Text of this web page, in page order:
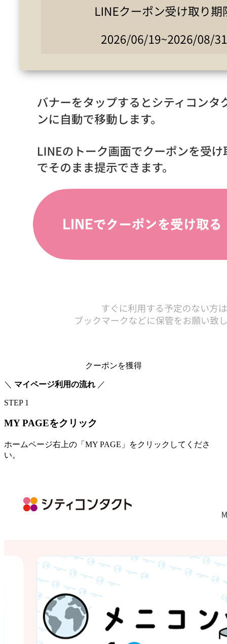
クーポンを獲得
＼ マイページ利用の流れ ／
STEP 1
MY PAGEをクリック
ホームページ右上の 「MY PAGE」
をクリックしてくださ
い。